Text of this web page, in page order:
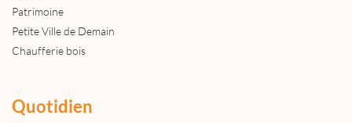
Patrimoine
Petite Ville de Demain
Chaufferie bois
Quotidien